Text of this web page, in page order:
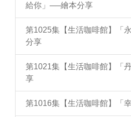
給你」──繪本分享
第1025集【生活咖啡館】「
分享
第1021集【生活咖啡館】「
享
第1016集【生活咖啡館】「